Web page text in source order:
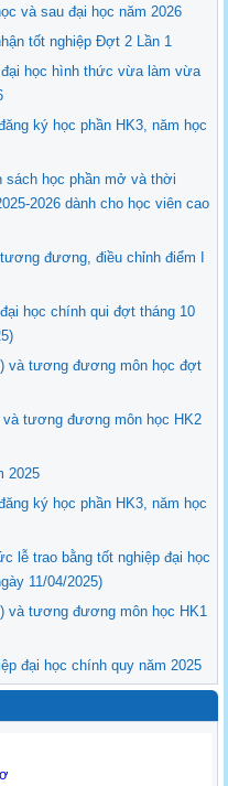
và sau đại học năm 2026
tốt nghiệp Đợt 2 Lần 1
học hình thức vừa làm vừa
ký học phần HK3, năm học
sách học phần mở và thời
2026 dành cho học viên cao
đương, điều chỉnh điểm I
học chính qui đợt tháng 10
và tương đương môn học đợt
và tương đương môn học HK2
2025
ký học phần HK3, năm học
lễ trao bằng tốt nghiệp đại học
11/04/2025)
và tương đương môn học HK1
đại học chính quy năm 2025